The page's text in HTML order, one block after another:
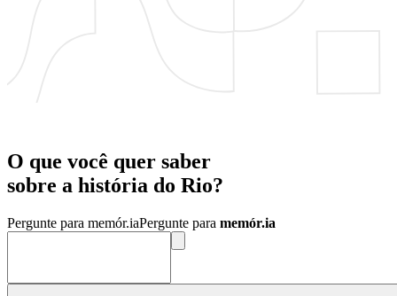
O que você quer saber
sobre a história do Rio?
Pergunte para memór.iaPergunte para memór.ia